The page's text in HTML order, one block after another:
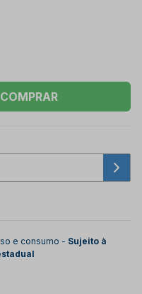
COMPRAR
e consumo - Sujeito à